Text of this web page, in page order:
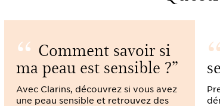
Comment savoir si
ma peau est sensible ?
Avec Clarins, découvrez si vous avez
une peau sensible et retrouvez des